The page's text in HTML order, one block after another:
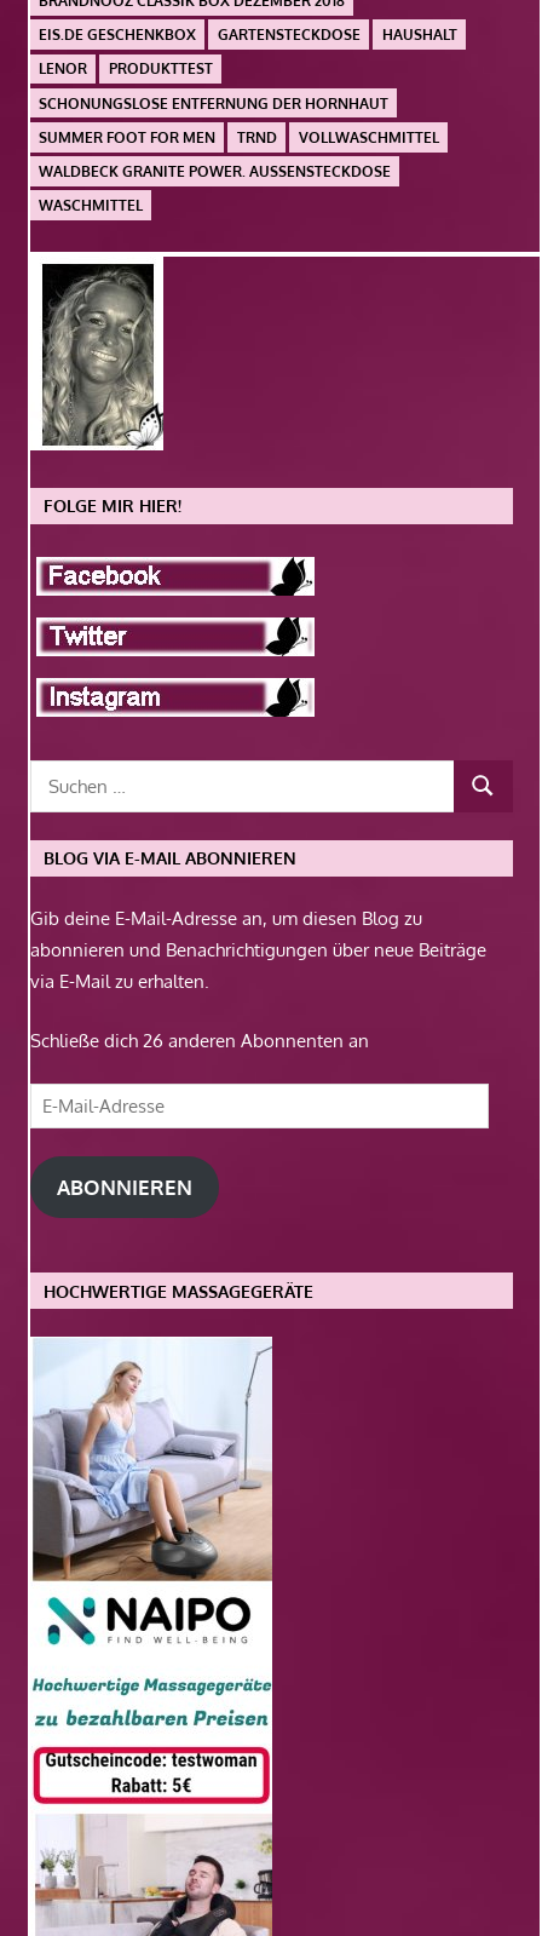
EIS.DE GESCHENKBOX
GARTENSTECKDOSE
HAUSHALT
LENOR
PRODUKTTEST
SCHONUNGSLOSE ENTFERNUNG DER HORNHAUT
SUMMER FOOT FOR MEN
TRND
VOLLWASCHMITTEL
WALDBECK GRANITE POWER. AUSSENSTECKDOSE
WASCHMITTEL
FOLGE MIR HIER!
BLOG VIA E-MAIL ABONNIEREN
Gib deine E-Mail-Adresse an, um diesen Blog zu
abonnieren und Benachrichtigungen über neue Beiträge
via E-Mail zu erhalten.
Schließe dich 26 anderen Abonnenten an
E-
Mail-
Adresse
ABONNIEREN
HOCHWERTIGE MASSAGEGERÄTE